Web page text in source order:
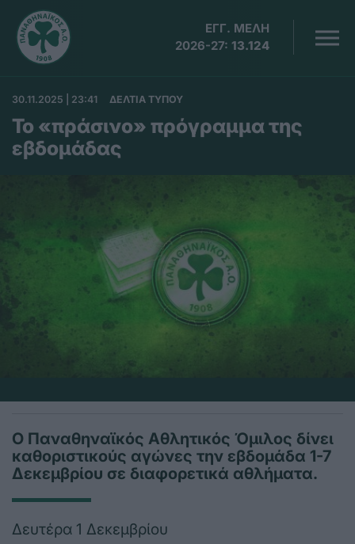
ΕΓΓ. ΜΕΛΗ
2026-27: 13.124
30.11.2025 | 23:41 ΔΕΛΤΙΑ ΤΥΠΟΥ
Το «πράσινο» πρόγραμμα της
εβδομάδας
Ο Παναθηναϊκός Αθλητικός Όμιλος δίνει
καθοριστικούς αγώνες την εβδομάδα 1-7
Δεκεμβρίου σε διαφορετικά αθλήματα.
Δευτέρα 1 Δεκεμβρίου